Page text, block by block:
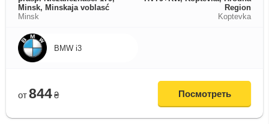
Minsk, Minskaja voblasć
Region
Minsk
Koptevka
BMW i3
от 844 ₴ Посмотреть